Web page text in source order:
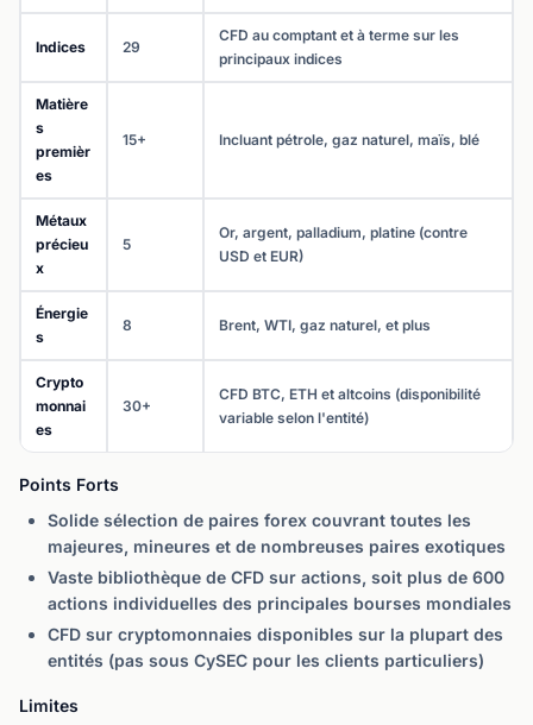
Indices 29
CFD au comptant et à terme sur les
principaux indices
Matière
s
premièr
es
15+ Incluant pétrole, gaz naturel, maïs, blé
Métaux
précieu
x
5
Or, argent, palladium, platine (contre
USD et EUR)
Énergie
s
8 Brent, WTI, gaz naturel, et plus
Crypto
monnai
es
30+
CFD BTC, ETH et altcoins (disponibilité
variable selon l'entité)
Points Forts
Solide sélection de paires forex couvrant toutes les
majeures, mineures et de nombreuses paires exotiques
Vaste bibliothèque de CFD sur actions, soit plus de 600
actions individuelles des principales bourses mondiales
CFD sur cryptomonnaies disponibles sur la plupart des
entités (pas sous CySEC pour les clients particuliers)
Limites